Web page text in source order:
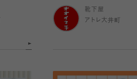
靴下屋
アトレ大井町